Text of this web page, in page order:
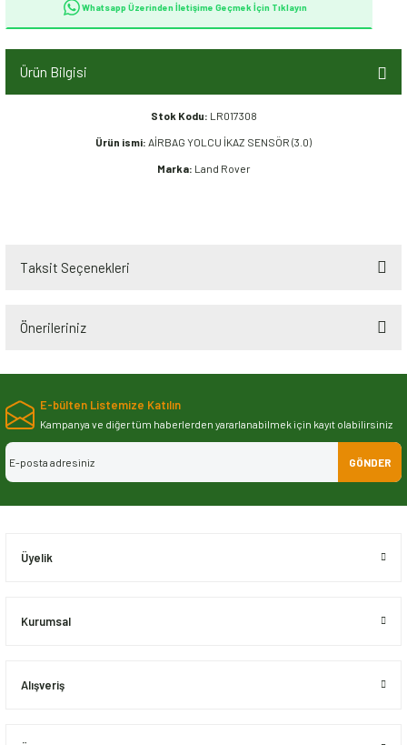
Whatsapp Üzerinden İletişime Geçmek İçin Tıklayın
Ürün Bilgisi
Stok Kodu: LR017308
Ürün ismi: AİRBAG YOLCU İKAZ SENSÖR (3.0)
Marka: Land Rover
Taksit Seçenekleri
Önerileriniz
Bu ürünün fiyat bilgisi, resim, ürün açıklamalarında ve diğer konularda
iletebilirsiniz.
Görüş ve önerileriniz için teşekkür ederiz.
Ürün resmi kalitesiz, bozuk veya görüntülenemiyor.
E-bülten Listemize Katılın
Kampanya ve diğer tüm haberlerden yararlanabilmek için kayıt olabilirsiniz
GÖNDER
Üyelik
Kurumsal
Alışveriş